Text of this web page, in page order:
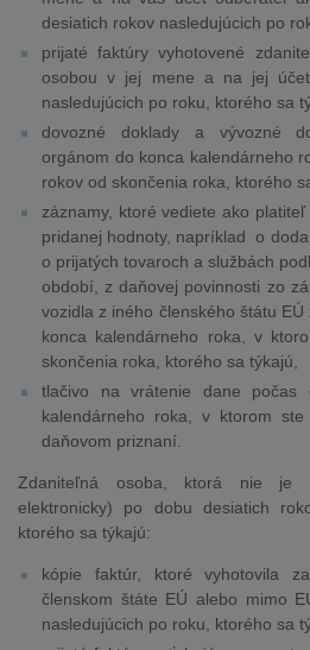
desiatich rokov nasledujúcich po
prijaté faktúry vyhotovené
osobou v jej mene a na jej
nasledujúcich po roku, ktorého sa
dovozné doklady a vývozné
orgánom do konca kalendárneho
rokov od skončenia roka, ktorého
záznamy, ktoré vediete ako
pridanej hodnoty, napríklad o
o prijatých tovaroch a službách
období, z daňovej povinnosti zo
vozidla z iného členského štátu
konca kalendárneho roka, v
skončenia roka, ktorého sa týkajú,
tlačivo na vrátenie dane počas
kalendárneho roka, v ktorom
daňovom priznaní.
Zdaniteľná osoba, ktorá nie je
elektronicky) po dobu desiatich
ktorého sa týkajú:
kópie faktúr, ktoré vyhotovila
členskom štáte EÚ alebo mimo
nasledujúcich po roku, ktorého sa